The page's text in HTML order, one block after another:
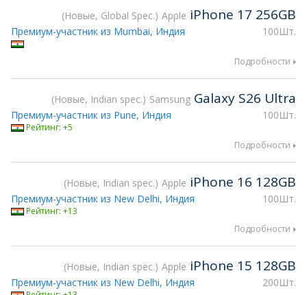
Новые, Global Spec. Apple iPhone 17 256GB
100Шт.
Премиум-участник из Mumbai, Индия
Подробности
Новые, Indian spec. Samsung Galaxy S26 Ultra
100Шт.
Премиум-участник из Pune, Индия
Рейтинг: +5
Подробности
Новые, Indian spec. Apple iPhone 16 128GB
100Шт.
Премиум-участник из New Delhi, Индия
Рейтинг: +13
Подробности
Новые, Indian spec. Apple iPhone 15 128GB
200Шт.
Премиум-участник из New Delhi, Индия